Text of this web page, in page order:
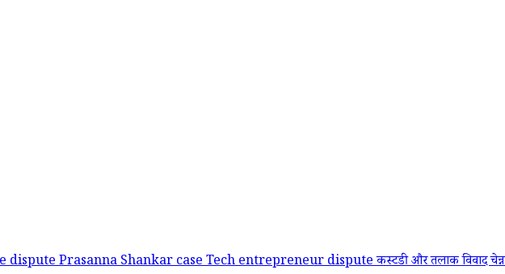
disputePrasanna Shankar caseTech entrepreneur disputeकस्टडी और तलाक विवाद